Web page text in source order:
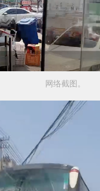
网络截图。